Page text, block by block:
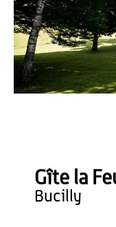
Gîte la Feuille d'Acanthe
Gîte la
bucilly